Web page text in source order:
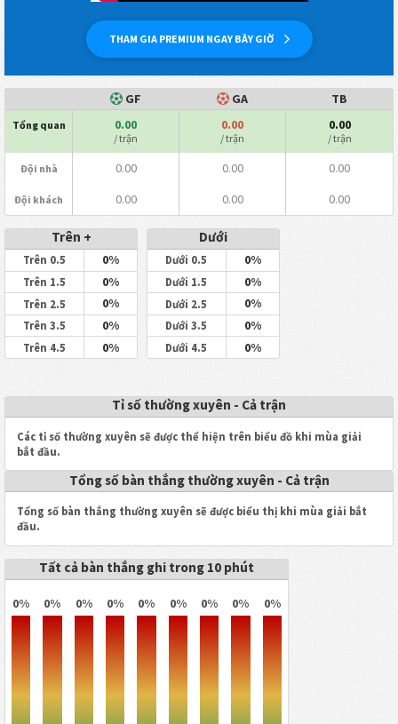
THAM GIA PREMIUM NGAY BÂY GIỜ
GF GA TB
Tổng quan 0.00
/ trận
0.00
/ trận
0.00
/ trận
Đội nhà 0.00 0.00 0.00
Đội khách 0.00 0.00 0.00
Trên +
Trên 0.5 0%
Trên 1.5 0%
Trên 2.5 0%
Trên 3.5 0%
Trên 4.5 0%
Dưới
Dưới 0.5 0%
Dưới 1.5 0%
Dưới 2.5 0%
Dưới 3.5 0%
Dưới 4.5 0%
Tỉ số thường xuyên - Cả trận
Các tỉ số thường xuyên sẽ được thể hiện trên biểu đồ khi mùa giải
bắt đầu.
Tổng số bàn thắng thường xuyên - Cả trận
Tổng số bàn thắng thường xuyên sẽ được biểu thị khi mùa giải bắt
đầu.
Tất cả bàn thắng ghi trong 10 phút
0% 0% 0% 0% 0% 0% 0% 0% 0%